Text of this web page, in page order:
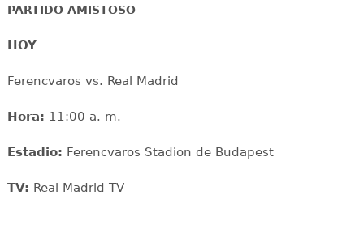
PARTIDO AMISTOSO
HOY
Ferencvaros vs. Real Madrid
Hora: 11:00 a. m.
Estadio: Ferencvaros Stadion de Budapest
TV: Real Madrid TV